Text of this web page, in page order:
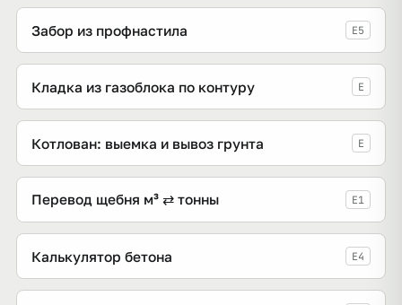
Забор из профнастила E5
Кладка из газоблока по контуру E
Котлован: выемка и вывоз грунта E
Перевод щебня м³ ⇄ тонны E1
Калькулятор бетона E4